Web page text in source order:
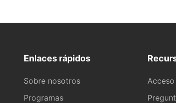
Enlaces rápidos
Sobre nosotros
Programas